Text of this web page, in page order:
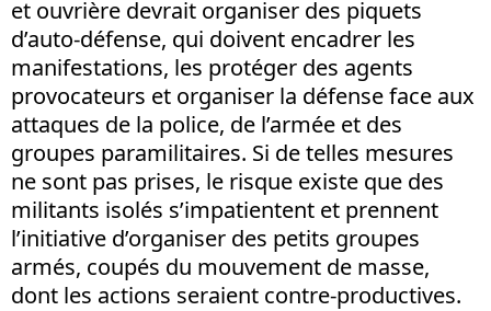
et ouvrière devrait organiser des piquets
d’auto-défense, qui doivent encadrer les
manifestations, les protéger des agents
provocateurs et organiser la défense face aux
attaques de la police, de l’armée et des
groupes paramilitaires. Si de telles mesures
ne sont pas prises, le risque existe que des
militants isolés s’impatientent et prennent
l’initiative d’organiser des petits groupes
armés, coupés du mouvement de masse,
dont les actions seraient contre-productives.